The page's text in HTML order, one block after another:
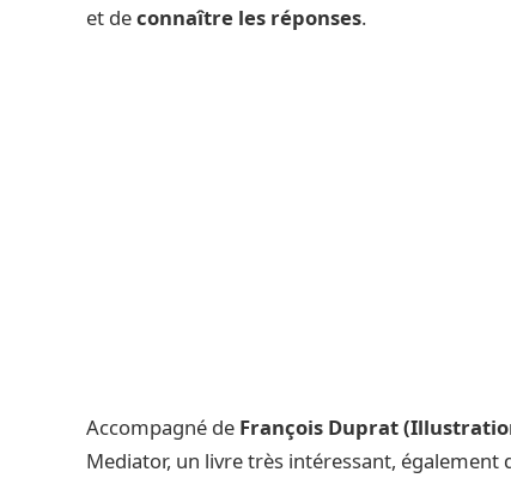
et deconnaître les réponses.
Accompagné de François Duprat
Mediator, un livre très intéressant, également